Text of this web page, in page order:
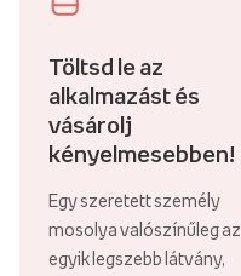
Töltsd le az
alkalmazást és
vásárolj
kényelmesebben!
Egy szeretett személy
mosolya valószínűleg az
egyik legszebb látvány,